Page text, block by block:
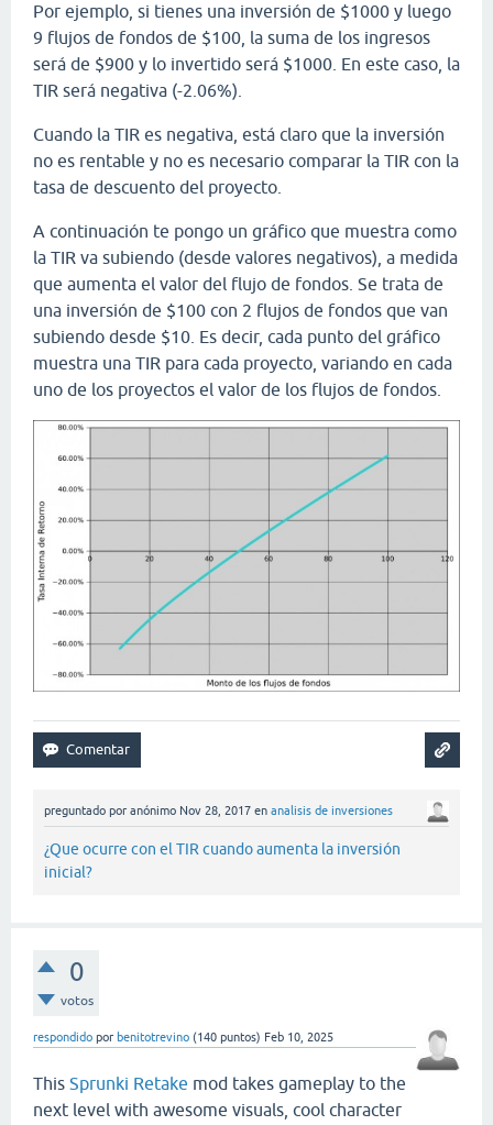
Por ejemplo, si tienes una inversión de $1000 y luego
9 flujos de fondos de $100, la suma de los ingresos
será de $900 y lo invertido será $1000. En este caso, la
TIR será negativa (-2.06%).
Cuando la TIR es negativa, está claro que la inversión
no es rentable y no es necesario comparar la TIR con la
tasa de descuento del proyecto.
A continuación te pongo un gráfico que muestra como
la TIR va subiendo (desde valores negativos), a medida
que aumenta el valor del flujo de fondos. Se trata de
una inversión de $100 con 2 flujos de fondos que van
subiendo desde $10. Es decir, cada punto del gráfico
muestra una TIR para cada proyecto, variando en cada
uno de los proyectos el valor de los flujos de fondos.
preguntado por anónimo Nov 28, 2017 en analisis de inversiones
¿Que ocurre con el TIR cuando aumenta la inversión
inicial?
0
votos
respondido por benitotrevino (140 puntos) Feb 10, 2025
This Sprunki Retake mod takes gameplay to the
next level with awesome visuals, cool character